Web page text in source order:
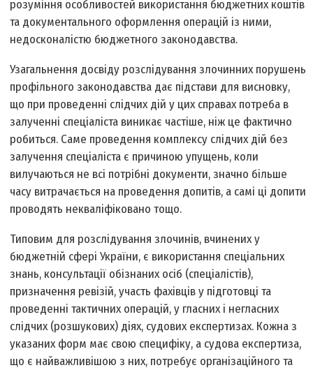
розуміння особливостей використання бюджетних коштів
та документального оформлення операцій із ними,
недосконалістю бюджетного законодавства.
Узагальнення досвіду розслідування злочинних порушень
профільного законодавства дає підстави для висновку,
що при проведенні слідчих дій у цих справах потреба в
залученні спеціаліста виникає частіше, ніж це фактично
робиться. Саме проведення комплексу слідчих дій без
залучення спеціаліста є причиною упущень, коли
вилучаються не всі потрібні документи, значно більше
часу витрачається на проведення допитів, а самі ці допити
проводять некваліфіковано тощо.
Типовим для розслідування злочинів, вчинених у
бюджетній сфері України, є використання спеціальних
знань, консультації обізнаних осіб (спеціалістів),
призначення ревізій, участь фахівців у підготовці та
проведенні тактичних операцій, у гласних і негласних
слідчих (розшукових) діях, судових експертизах. Кожна з
указаних форм має свою специфіку, а судова експертиза,
що є найважливішою з них, потребує організаційного та